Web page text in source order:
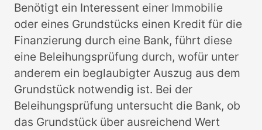
Benötigt ein Interessent einer Immobilie
oder eines Grundstücks einen Kredit für die
Finanzierung durch eine Bank, führt diese
eine Beleihungsprüfung durch, wofür unter
anderem ein beglaubigter Auszug aus dem
Grundstück notwendig ist. Bei der
Beleihungsprüfung untersucht die Bank, ob
das Grundstück über ausreichend Wert